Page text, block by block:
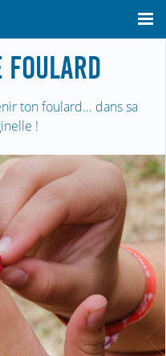
ton foulard... dans sa
!